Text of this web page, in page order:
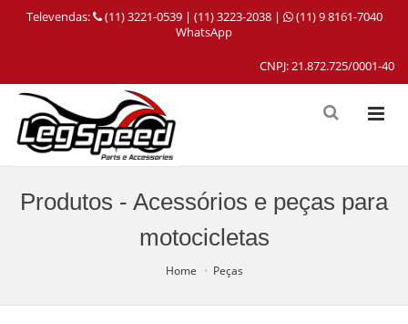
Televendas: (11) 3221-0539 | (11) 3223-2038 |
(11) 9 8161-7040
WhatsApp
CNPJ: 21.872.725/0001-40
Produtos - Acessórios e peças para
motocicletas
Home Peças